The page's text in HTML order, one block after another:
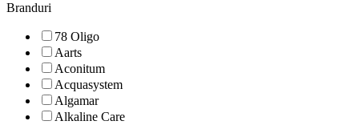
Branduri
78 Oligo
Aarts
Aconitum
Acquasystem
Algamar
Alkaline Care